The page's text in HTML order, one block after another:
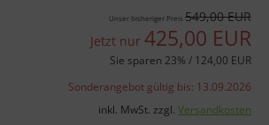
Unser bisheriger Preis 549,00 EUR
Jetzt nur 425,00 EUR
Sie sparen 23% / 124,00 EUR
Sonderangebot gültig bis: 13.09.2026
inkl. MwSt. zzgl. Versandkosten